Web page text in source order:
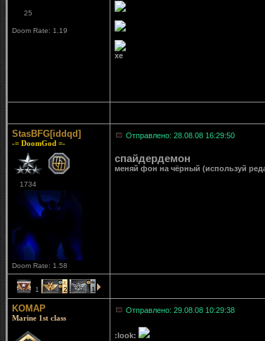
25
Doom Rate: 1.19
хе
StasBFG[iddqd]
-= DoomGod =-
1734
Doom Rate: 1.58
Отправлено: 28.08.08 16:29:50
спайдердемон
меняй фон на чёрный (используй
1 2 1
KOMAP
Marine 1st class
Отправлено: 29.08.08 10:29:38
:look: